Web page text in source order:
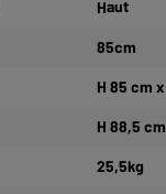
Haut
85cm
H 85 cm
H 88,5
25,5kg